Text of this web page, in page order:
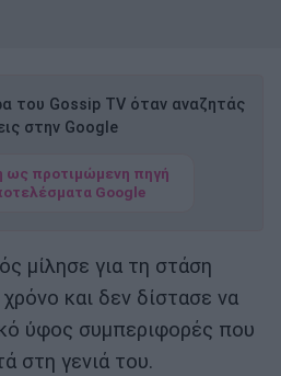
του Gossip TV όταν αναζητάς
στην Google
ως προτιμώμενη πηγή
Google
μίλησε για τη στάση
και δεν δίστασε να
ύφος συμπεριφορές που
στη γενιά του.